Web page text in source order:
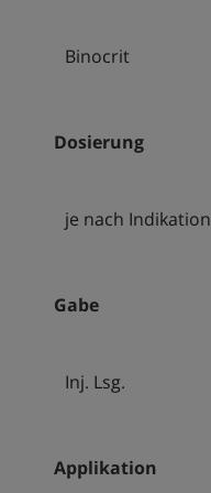
Binocrit
Dosierung
je nach Indikation
Gabe
Inj. Lsg.
Applikation